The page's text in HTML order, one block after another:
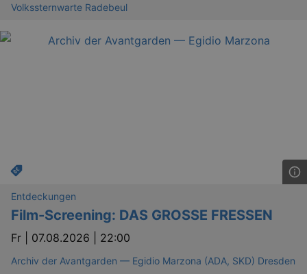
Volkssternwarte Radebeul
Entdeckungen
Film-Screening: DAS GROSSE FRESSEN
Fr | 07.08.2026 | 22:00
Archiv der Avantgarden — Egidio Marzona (ADA, SKD) Dresden